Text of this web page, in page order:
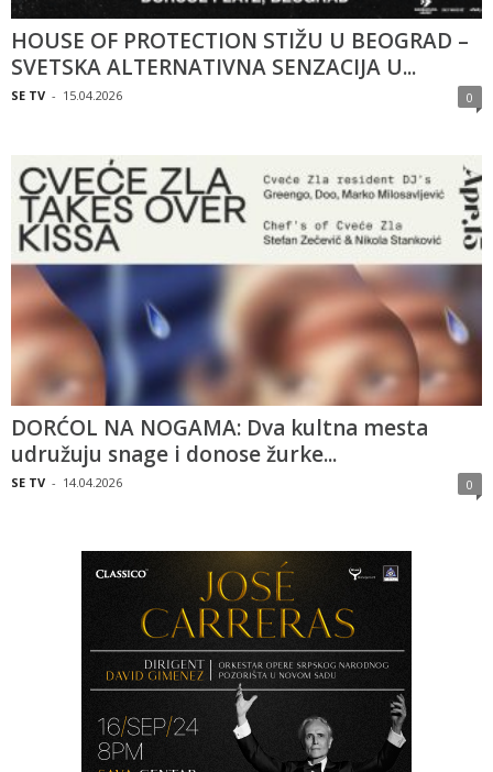
HOUSE OF PROTECTION STIŽU U BEOGRAD –
SVETSKA ALTERNATIVNA SENZACIJA U...
SE TV - 15.04.2026 0
DORĆOL NA NOGAMA: Dva kultna mesta
udružuju snage i donose žurke...
SE TV - 14.04.2026 0